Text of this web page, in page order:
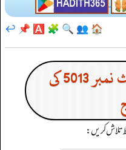
🏠
👥
🔍
🧩
🅰️
📌
↩️
صحیح مسلم حدیث نمبر 5013 کی
تلاش کریں: